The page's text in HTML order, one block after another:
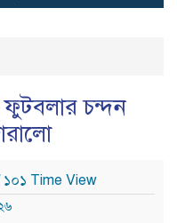
চন্দন
১০১ Time View